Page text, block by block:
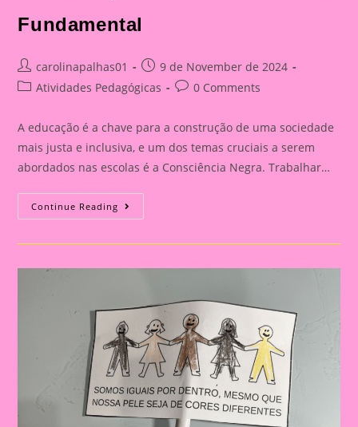
Fundamental
Post
author:
carolinapalhas01
Post
published:
9 de November de 2024
PostAtividades Pedagógicas
Post0 Comments
A educação é a chave para a construção de uma sociedade
mais justa e inclusiva, e um dos temas cruciais a serem
abordados nas escolas é a Consciência Negra. Trabalhar…
Continue Reading Atividade
Sobre
|
De
Trabalhar
A
Consciência
Negra
Com
Crianças
Na
Educação
Infantil
E